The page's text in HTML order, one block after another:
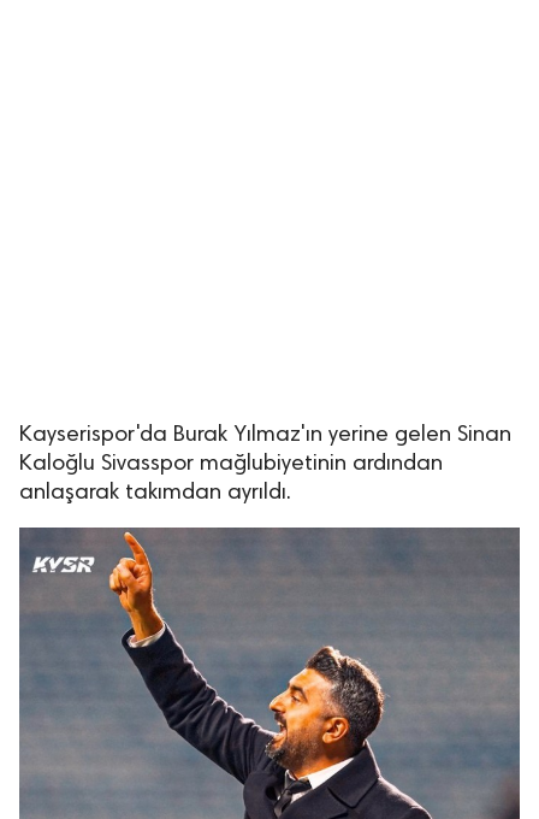
Kayserispor'da Burak Yılmaz'ın yerine gelen Sinan
Kaloğlu Sivasspor mağlubiyetinin ardından
anlaşarak takımdan ayrıldı.